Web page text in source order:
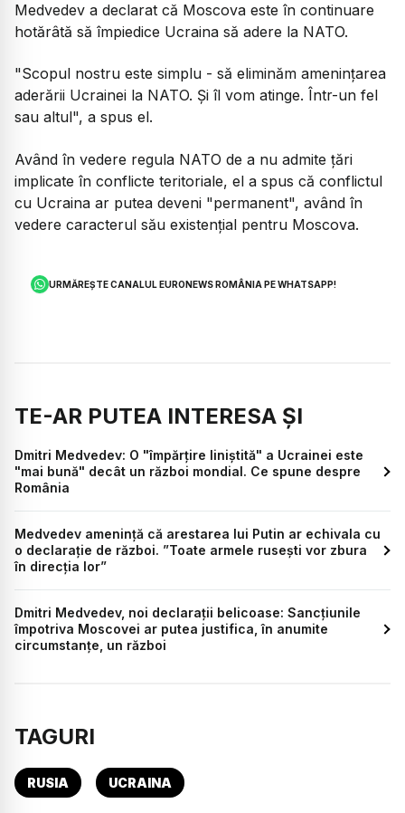
Medvedev a declarat că Moscova este în continuare
hotărâtă să împiedice Ucraina să adere la NATO.
"Scopul nostru este simplu - să eliminăm amenințarea
aderării Ucrainei la NATO. Și îl vom atinge. Într-un fel
sau altul", a spus el.
Având în vedere regula NATO de a nu admite țări
implicate în conflicte teritoriale, el a spus că conflictul
cu Ucraina ar putea deveni "permanent", având în
vedere caracterul său existențial pentru Moscova.
URMĂREȘTE CANALUL EURONEWS ROMÂNIA PE WHATSAPP!
TE-AR PUTEA INTERESA ȘI
Dmitri Medvedev: O "împărţire liniştită" a Ucrainei este
"mai bună" decât un război mondial. Ce spune despre
România
Medvedev amenință că arestarea lui Putin ar echivala cu
o declarație de război. ”Toate armele rusești vor zbura
în direcția lor”
Dmitri Medvedev, noi declarații belicoase: Sancţiunile
împotriva Moscovei ar putea justifica, în anumite
circumstanţe, un război
TAGURI
RUSIA UCRAINA